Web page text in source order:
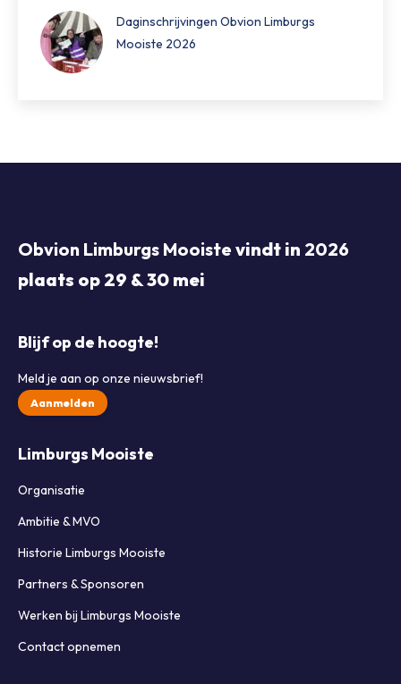
Daginschrijvingen Obvion Limburgs
Mooiste 2026
Obvion Limburgs Mooiste vindt in 2026
plaats op 29 & 30 mei
Blijf op de hoogte!
Meld je aan op onze nieuwsbrief!
Aanmelden
Limburgs Mooiste
Organisatie
Ambitie & MVO
Historie Limburgs Mooiste
Partners & Sponsoren
Werken bij Limburgs Mooiste
Contact opnemen